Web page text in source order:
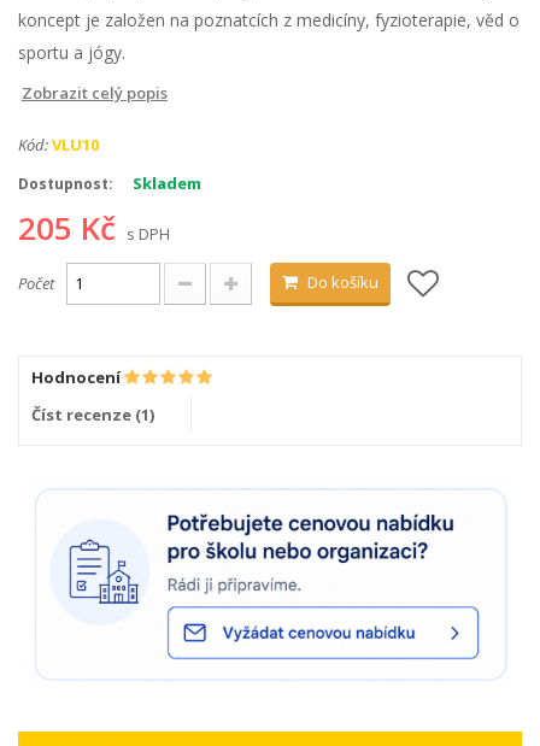
koncept je založen na poznatcích z medicíny, fyzioterapie, věd o
sportu a jógy.
Zobrazit celý popis
Kód:VLU10
Dostupnost: Skladem
205 Kč s DPH
Počet Do košíku
Hodnocení
Číst recenze (1)